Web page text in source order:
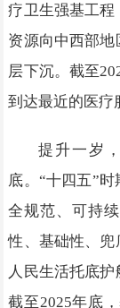
疗卫生强基工
资源向中西部
层下沉。截至
到达最近的医疗
提升一岁
底。“十四五”
全规范、可持
性、基础性、
人民生活托底
截至2025年底